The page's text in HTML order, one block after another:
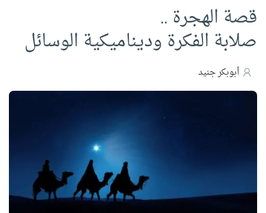
قصة الهجرة ..
صلابة الفكرة وديناميكية الوسائل
أبوبكر جنيد